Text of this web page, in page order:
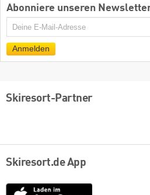
Abonniere unseren
E-
Anmelden
Skiresort-Partner
Skiresort.de App
App